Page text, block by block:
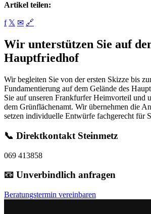
Artikel teilen:
f 𝕏 ✉ 🔗
Wir unterstützen Sie auf
Hauptfriedhof
Wir begleiten Sie von der ersten Skizze bis
Fundamentierung auf dem Gelände des
Sie auf unseren Frankfurfer Heimvorteil und
dem Grünflächenamt. Wir übernehmen die
setzen individuelle Entwürfe fachgerecht für
📞 Direktkontakt Steinmetz
069 413858
📧 Unverbindlich anfragen
Beratungstermin vereinbaren